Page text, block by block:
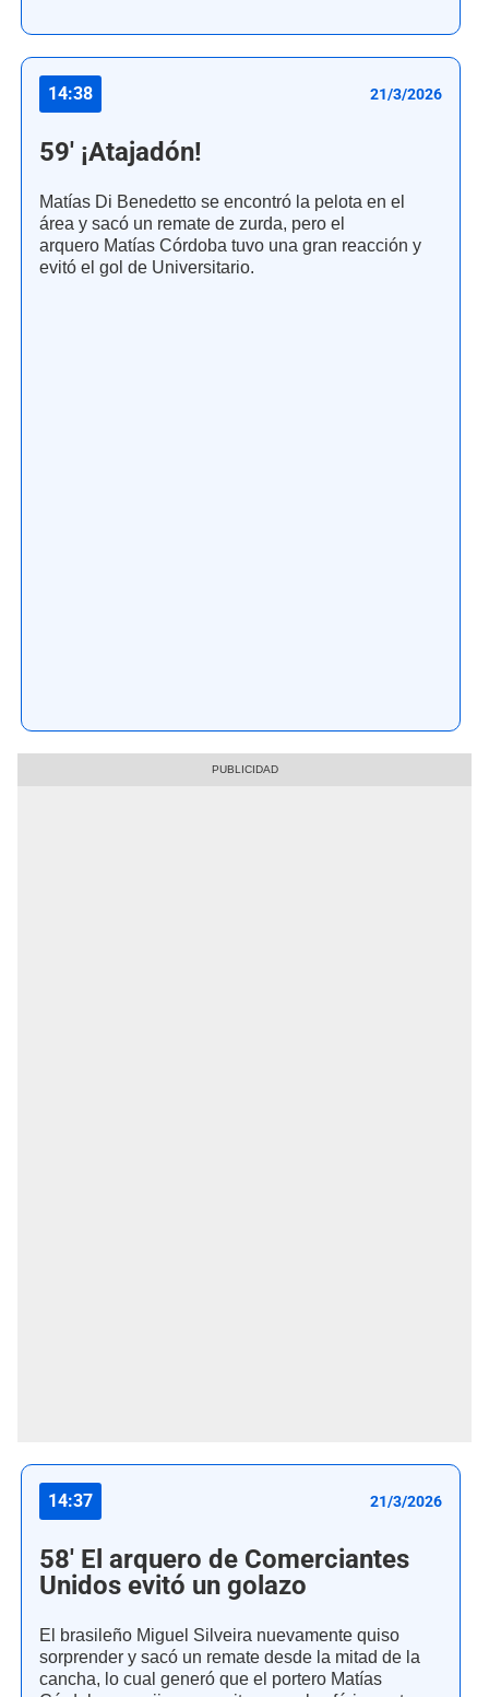
14:38 21/3/2026
59' ¡Atajadón!
Matías Di Benedetto se encontró la pelota en el
área y sacó un remate de zurda, pero el
arquero Matías Córdoba tuvo una gran reacción y
evitó el gol de Universitario.
14:37 21/3/2026
58' El arquero de Comerciantes
Unidos evitó un golazo
El brasileño Miguel Silveira nuevamente quiso
sorprender y sacó un remate desde la mitad de la
cancha, lo cual generó que el portero Matías